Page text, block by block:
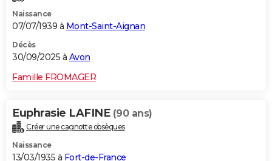
Naissance
07/07/1939 à Mont-Saint-Aignan
Décès
30/09/2025 à Avon
Famille FROMAGER
Euphrasie LAFINE (90 ans)
Créer une cagnotte obsèques
Naissance
13/03/1935 à Fort-de-France